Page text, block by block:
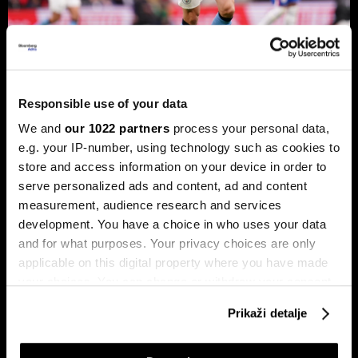
Responsible use of your data
We and our 1022 partners process your personal data,
e.g. your IP-number, using technology such as cookies to
store and access information on your device in order to
serve personalized ads and content, ad and content
measurement, audience research and services
development. You have a choice in who uses your data
and for what purposes. Your privacy choices are only
applicable on this digital property where you have made
Prikaži detalje
Norveški napadač bogatstvo širi
izvan fudbala – od nekretnina do
Birkin torbi
Za Erlinga Haalanda pravi izazovi neće se završiti
posljednjim sudijskim zviždukom 19. jula.